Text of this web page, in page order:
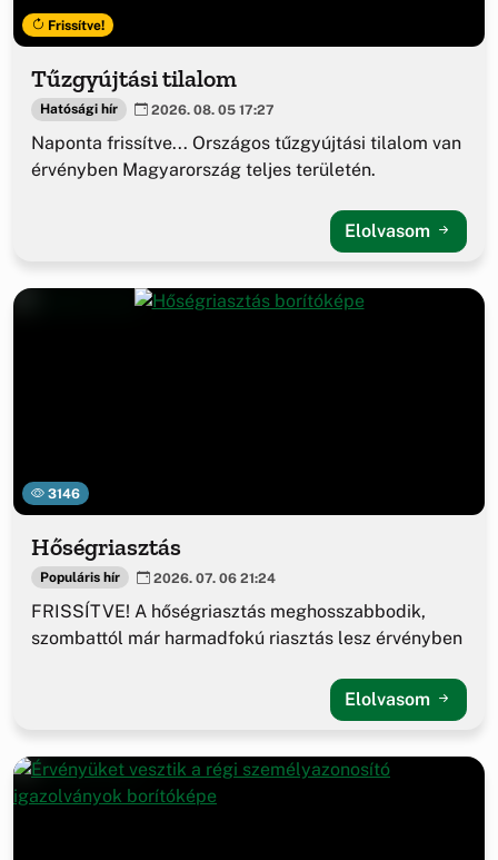
Frissítve!
Tűzgyújtási tilalom
Hatósági hír 2026. 08. 05 17:27
Naponta frissítve... Országos tűzgyújtási tilalom van
érvényben Magyarország teljes területén.
Elolvasom
3146
Hőségriasztás
Populáris hír 2026. 07. 06 21:24
FRISSÍTVE! A hőségriasztás meghosszabbodik,
szombattól már harmadfokú riasztás lesz érvényben
Elolvasom